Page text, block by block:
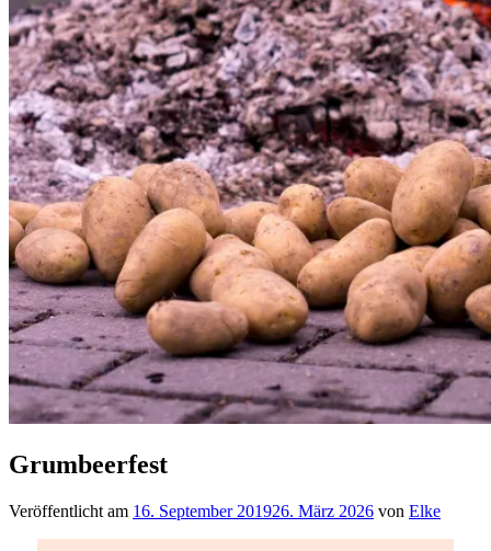
Grumbeerfest
Veröffentlicht am 16. September 201926. März 2026 von Elke